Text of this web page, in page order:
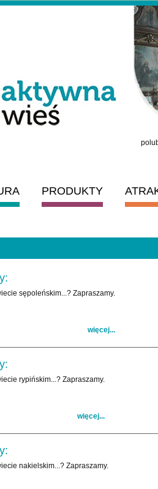
PRODUKTY
sępoleńskim...? Zapraszamy.
więcej...
rypińskim...? Zapraszamy.
więcej...
nakielskim...? Zapraszamy.